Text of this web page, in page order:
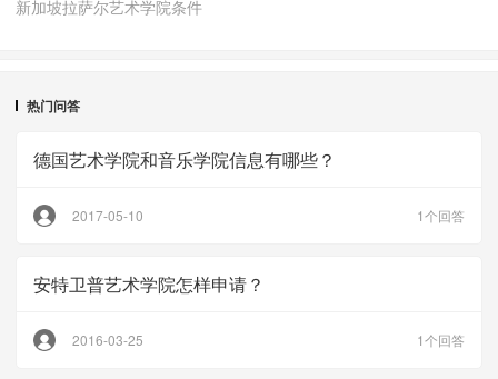
新加坡拉萨尔艺术学院条件
热门问答
德国艺术学院和音乐学院信息有哪些？
2017-05-10 1个回答
安特卫普艺术学院怎样申请？
2016-03-25 1个回答